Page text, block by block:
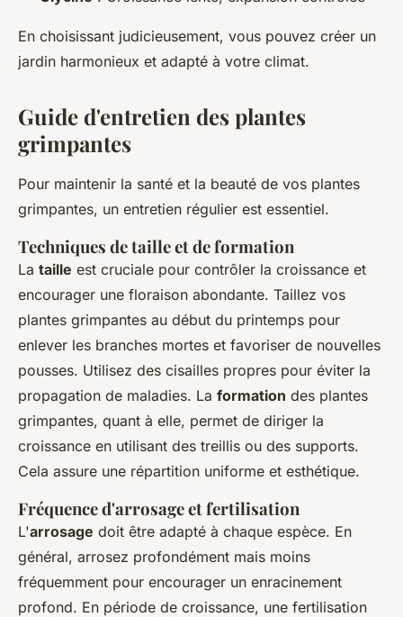
En choisissant judicieusement, vous pouvez créer un
jardin harmonieux et adapté à votre climat.
Guide d'entretien des plantes
grimpantes
Pour maintenir la santé et la beauté de vos plantes
grimpantes, un entretien régulier est essentiel.
Techniques de taille et de formation
La taille est cruciale pour contrôler la croissance et
encourager une floraison abondante. Taillez vos
plantes grimpantes au début du printemps pour
enlever les branches mortes et favoriser de nouvelles
pousses. Utilisez des cisailles propres pour éviter la
propagation de maladies. La formation des plantes
grimpantes, quant à elle, permet de diriger la
croissance en utilisant des treillis ou des supports.
Cela assure une répartition uniforme et esthétique.
Fréquence d'arrosage et fertilisation
L'arrosage doit être adapté à chaque espèce. En
général, arrosez profondément mais moins
fréquemment pour encourager un enracinement
profond. En période de croissance, une fertilisation